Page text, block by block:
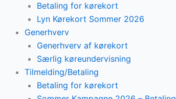
Betaling for kørekort
Lyn Kørekort Sommer 2026
Generhverv
Generhverv af kørekort
Særlig køreundervisning
Tilmelding/Betaling
Betaling for kørekort